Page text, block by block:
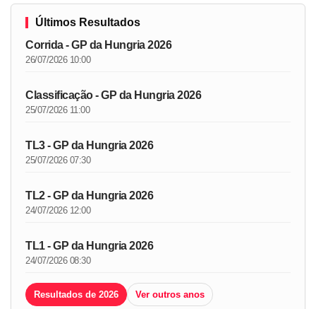
Últimos Resultados
Corrida - GP da Hungria 2026
26/07/2026 10:00
Classificação - GP da Hungria 2026
25/07/2026 11:00
TL3 - GP da Hungria 2026
25/07/2026 07:30
TL2 - GP da Hungria 2026
24/07/2026 12:00
TL1 - GP da Hungria 2026
24/07/2026 08:30
Resultados de 2026 Ver outros anos